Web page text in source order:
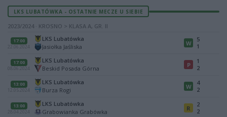
LKS LUBATÓWKA - OSTATNIE MECZE U SIEBIE
2023/2024 · KROSNO > KLASA A, GR. II
17:00
22.06.2024
LKS Lubatówka
Jasiołka Jaśliska
W
5
1
17:00
08.06.2024
LKS Lubatówka
Beskid Posada Górna
P
1
2
13:00
12.05.2024
LKS Lubatówka
Burza Rogi
W
4
2
13:00
28.04.2024
LKS Lubatówka
Grabowianka Grabówka
R
2
2